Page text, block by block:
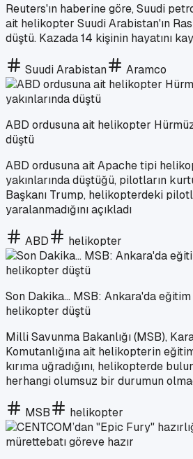
Reuters'ın haberine göre, Suudi
ait helikopter Suudi Arabistan'ın
düştü. Kazada 14 kişinin hayatını
Suudi Arabistan Aramco
ABD ordusuna ait helikopter
düştü
ABD ordusuna ait Apache tipi
yakınlarında düştüğü, pilotların
Başkanı Trump, helikopterdeki
yaralanmadığını açıkladı
ABD helikopter
Son Dakika... MSB: Ankara'da
helikopter düştü
Milli Savunma Bakanlığı (MSB),
Komutanlığına ait helikopterin
kırıma uğradığını, helikopterde
herhangi olumsuz bir durumun
MSB helikopter